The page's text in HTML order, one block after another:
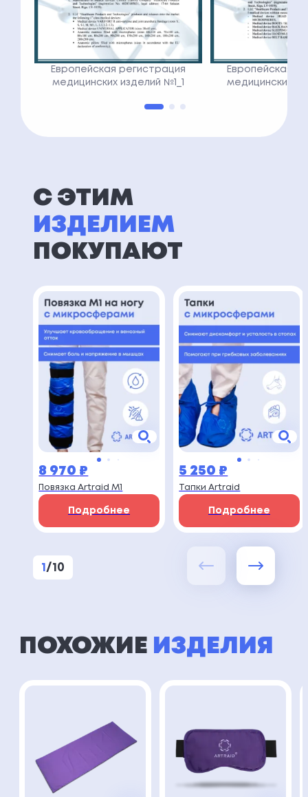
Европейская регистрация
медицинских изделий №1_1
Европейская
медицинских
С ЭТИМ
ИЗДЕЛИЕМ
ПОКУПАЮТ
8 970 ₽
Повязка Artraid M1
Подробнее
5 250 ₽
Тапки Artraid
Подробнее
1 / 10
ПОХОЖИЕ ИЗДЕЛИЯ